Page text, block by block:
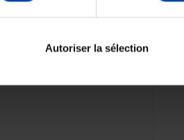
Autoriser la sélection